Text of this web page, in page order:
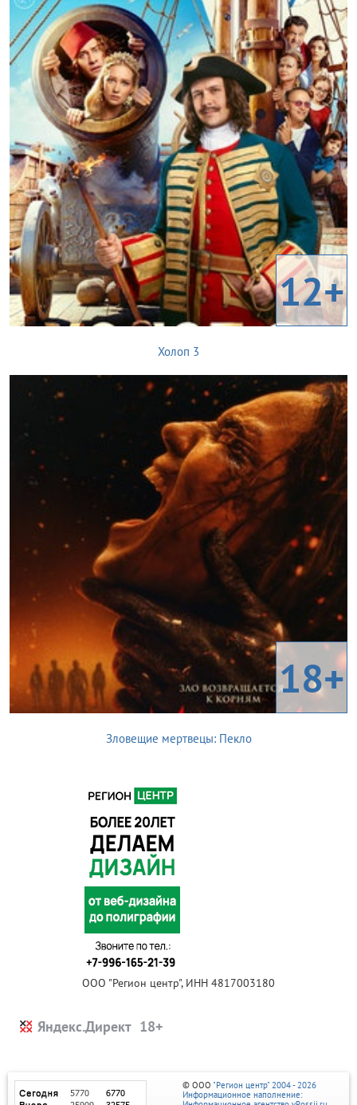
12+
Холоп 3
18+
Зловещие мертвецы: Пекло
ООО "Регион центр", ИНН 4817003180
Яндекс.Директ
© ООО "Регион центр" 2004 - 2026
Информационное наполнение: